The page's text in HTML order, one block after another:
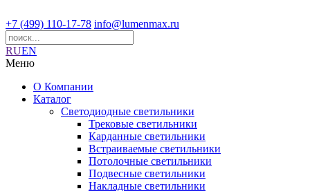
+7 (499) 110-17-78 info@lumenmax.ru
RUEN
Меню
О Компании
Каталог
Светодиодные светильники
Трековые светильники
Карданные светильники
Встраиваемые светильники
Потолочные светильники
Подвесные светильники
Накладные светильники